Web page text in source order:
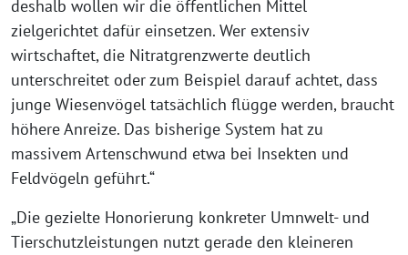
deshalb wollen wir die öffentlichen Mittel
zielgerichtet dafür einsetzen. Wer extensiv
wirtschaftet, die Nitratgrenzwerte deutlich
unterschreitet oder zum Beispiel darauf achtet, dass
junge Wiesenvögel tatsächlich flügge werden, braucht
höhere Anreize. Das bisherige System hat zu
massivem Artenschwund etwa bei Insekten und
Feldvögeln geführt.“
„Die gezielte Honorierung konkreter Umnwelt- und
Tierschutzleistungen nutzt gerade den kleineren